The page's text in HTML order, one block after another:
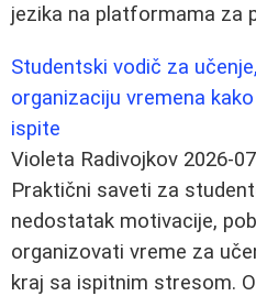
jezika na platformama za
Studentski vodič za
organizaciju vremena
ispite
Violeta Radivojkov 2026-
Praktični saveti za
nedostatak motivacije,
organizovati vreme za
kraj sa ispitnim stresom.